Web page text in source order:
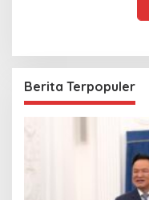
Berita Terpopuler